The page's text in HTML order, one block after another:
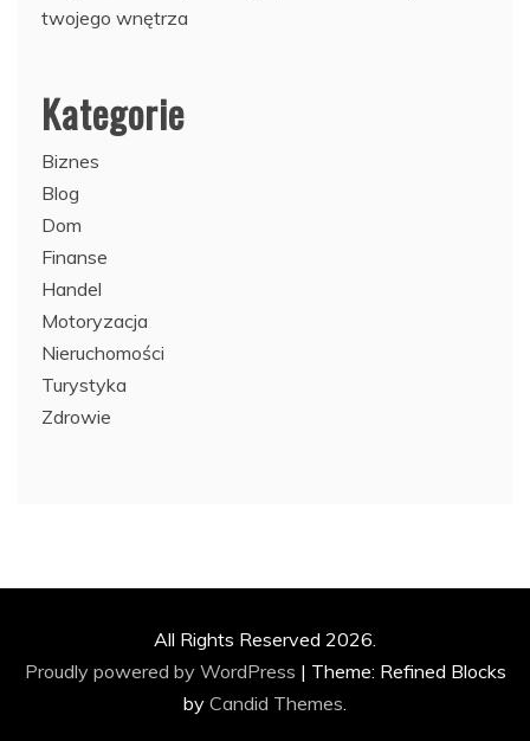
twojego wnętrza
Kategorie
Biznes
Blog
Dom
Finanse
Handel
Motoryzacja
Nieruchomości
Turystyka
Zdrowie
All Rights Reserved 2026.
Proudly powered by WordPress | Theme: Refined Blocks
by Candid Themes.